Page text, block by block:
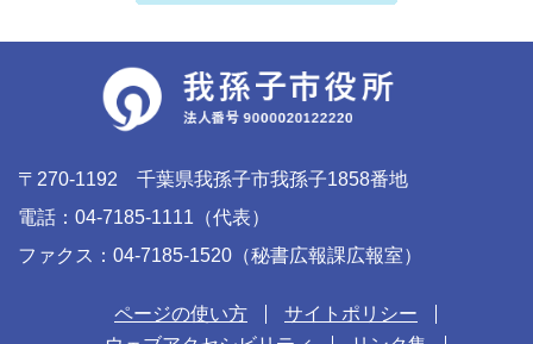
〒270-1192 千葉県我孫子市我孫子1858番地
電話：04-7185-1111（代表）
ファクス：04-7185-1520（秘書広報課広報室）
ページの使い方
サイトポリシー